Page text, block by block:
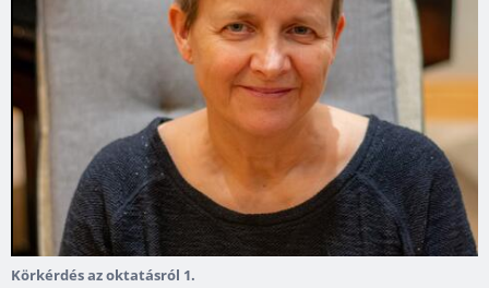
Körkérdés az oktatásról 1.